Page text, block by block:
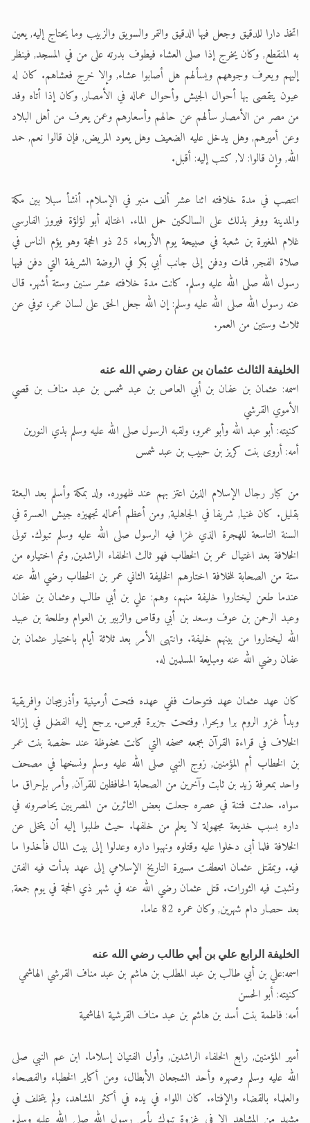
اتخذ دارا للدقيق وجعل فيها الدقيق والتمر والسويق والزبيب وما يحتاج إليه, يعين
به المنقطع, وكان يخرج إذا صلى العشاء فيطوف بدرته على من في المسجد, فينظر
إليهم ويعرف وجوههم ويسألهم هل أصابوا عشاء, وإلا خرج فعشاهم. كان له
عيون يتقصى بها أحوال الجيش وأحوال عماله في الأمصار, وكان إذا أتاه وفد
من مصر من الأمصار سألهم عن حالهم وأسعارهم وعمن يعرف من أهل البلاد
وعن أميرهم, وهل يدخل عليه الضعيف وهل يعود المريض, فإن قالوا نعم, حمد
الله, وإن قالوا: لا, كتب إليه: أقبل.
انتصب في مدة خلافته اثنا عشر ألف منبر في الإسلام. أنشأ سبلا بين مكة
والمدينة ووفر بذلك على السالكين حمل الماء. اغتاله أبو لؤلؤة فيروز الفارسي
غلام المغيرة بن شعبة في صبيحة يوم الأربعاء 25 ذو الحجة وهو يؤم الناس في
صلاة الفجر, فمات ودفن إلى جانب أبي بكر في الروضة الشريفة التي دفن فيها
رسول الله صلى الله عليه وسلم. كانت مدة خلافته عشر سنين وستة أشهر. قال
عنه رسول الله صلى الله عليه وسلم: إن الله جعل الحق على لسان عمر، توفي عن
ثلاث وستين من العمر.
الخليفة الثالث عثمان بن عفان رضي الله عنه
اسمه: عثمان بن عفان بن أبي العاص بن عبد شمس بن عبد مناف بن قصي
الأموي القرشي
كنيته: أبو عبد الله وأبو عمرو، ولقبه الرسول صلى الله عليه وسلم بذي النورين
أمه: أروى بنت كريز بن حبيب بن عبد شمس
من كبار رجال الإسلام الذين اعتز بهم عند ظهوره. ولد بمكة وأسلم بعد البعثة
بقليل. كان غنيا, شريفا في الجاهلية, ومن أعظم أعماله تجهيزه جيش العسرة في
السنة التاسعة للهجرة الذي غزا فيه الرسول صلى الله عليه وسلم تبوك. تولى
الخلافة بعد اغتيال عمر بن الخطاب فهو ثالث الخلفاء الراشدين, وتم اختياره من
ستة من الصحابة للخلافة اختارهم الخليفة الثاني عمر بن الخطاب رضي الله عنه
عندما طعن ليختاروا خليفة منهم، وهم: علي بن أبي طالب وعثمان بن عفان
وعبد الرحمن بن عوف وسعد بن أبي وقاص والزبير بن العوام وطلحة بن عبيد
الله ليختاروا من بينهم خليفة. وانتهى الأمر بعد ثلاثة أيام باختيار عثمان بن
عفان رضي الله عنه ومبايعة المسلمين له.
كان عهد عثمان عهد فتوحات ففي عهده فتحت أرمينية وأذربيجان وإفريقية
وبدأ غزو الروم برا وبحرا, وفتحت جزيرة قبرص. يرجع إليه الفضل في إزالة
الخلاف في قراءة القرآن بجمعه صحفه التي كانت محفوظة عند حفصة بنت عمر
بن الخطاب أم المؤمنين, زوج النبي صلى الله عليه وسلم ونسخها في مصحف
واحد بمعرفة زيد بن ثابت وآخرين من الصحابة الحافظين للقرآن, وأمر بإحراق ما
سواه. حدثت فتنة في عصره جعلت بعض الثائرين من المصريين يحاصرونه في
داره بسبب خديعة مجهولة لا يعلم من خلفها. حيث طلبوا إليه أن يتخلى عن
الخلافة فلما أبى دخلوا عليه وقتلوه ونهبوا داره وعدلوا إلى بيت المال فأخذوا ما
فيه. وبمقتل عثمان انعطفت مسيرة التاريخ الإسلامي إلى عهد بدأت فيه الفتن
ونشبت فيه الثورات. قتل عثمان رضي الله عنه في شهر ذي الحجة في يوم جمعة,
بعد حصار دام شهرين, وكان عمره 82 عاما.
الخليفة الرابع علي بن أبي طالب رضي الله عنه
اسمه:علي بن أبي طالب بن عبد المطلب بن هاشم بن عبد مناف القرشي الهاشمي
كنيته: أبو الحسن
أمه: فاطمة بنت أسد بن هاشم بن عبد مناف القرشية الهاشمية
أمير المؤمنين, رابع الخلفاء الراشدين, وأول الفتيان إسلاما. ابن عم النبي صلى
الله عليه وسلم وصهره وأحد الشجعان الأبطال، ومن أكابر الخطباء والفصحاء
والعلماء بالقضاء والإفتاء. كان اللواء في يده في أكثر المشاهد، ولم يتخلف في